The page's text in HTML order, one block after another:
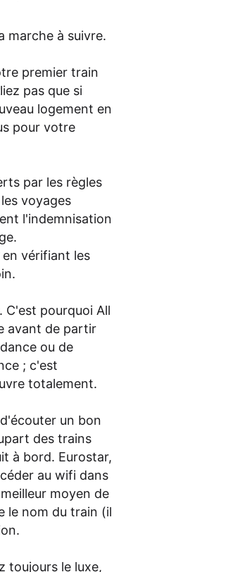
marche à suivre.
premier train
pas que si
logement en
pour votre
par les règles
voyages
l'indemnisation
vérifiant les
C'est pourquoi All
avant de partir
ou de
; c'est
totalement.
un bon
des trains
à bord. Eurostar,
au wifi dans
moyen de
le nom du train (il
toujours le luxe,